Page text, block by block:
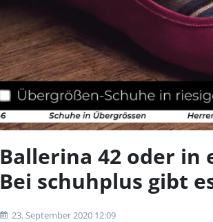
Ballerina 42 oder in
Bei schuhplus gibt
23. September 2020 12:09